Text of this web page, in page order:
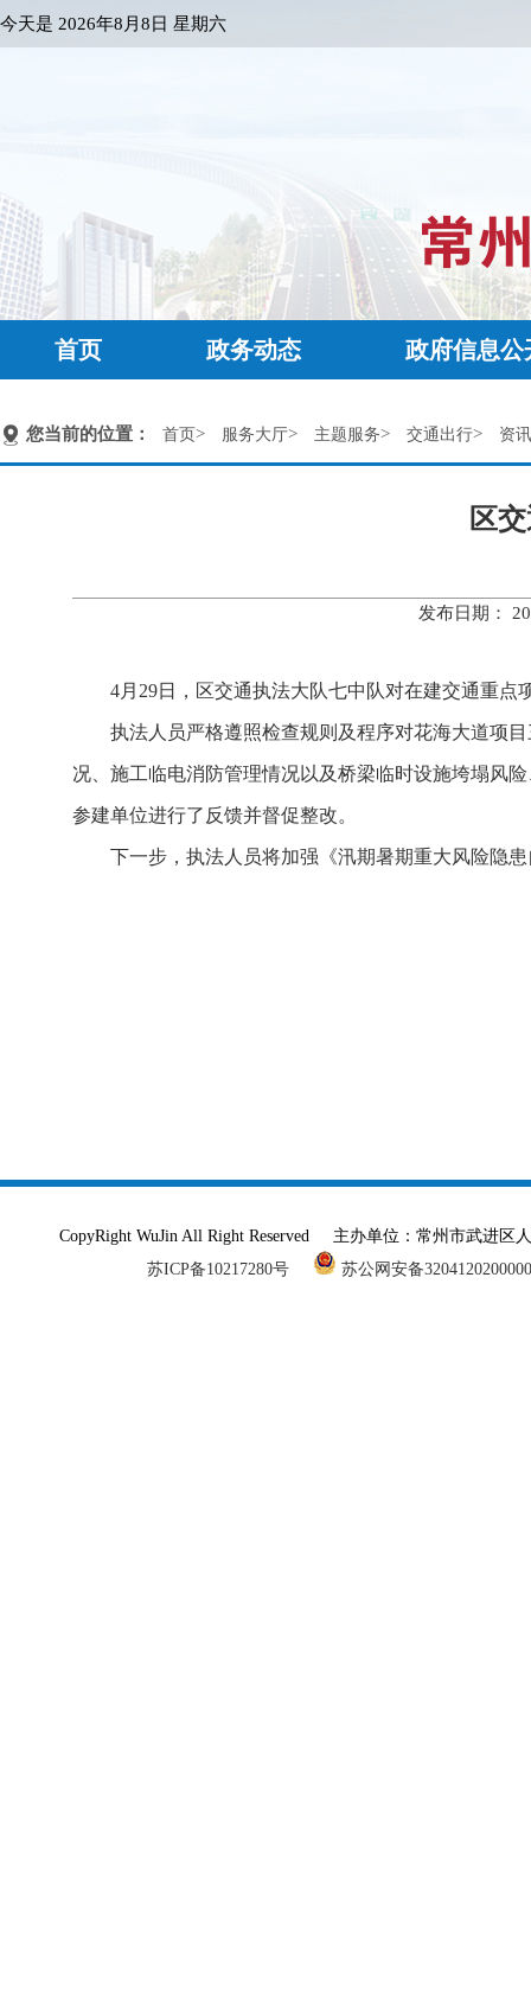
今天是 2026年8月8日 星期六
首页 政务动态 政府信息公
您当前的位置： 首页> 服务大厅> 主题服务> 交通出行> 资
区
发布日期：
4月29日，区交通执法大队七中队对在建交通重
执法人员严格遵照检查规则及程序对花海大道项
况、施工临电消防管理情况以及桥梁临时设施垮塌风
参建单位进行了反馈并督促整改。
下一步，执法人员将加强《汛期暑期重大风险隐
CopyRight WuJin All Right Reserved 主办单位：常州市武进
苏ICP备10217280号
苏公网安备